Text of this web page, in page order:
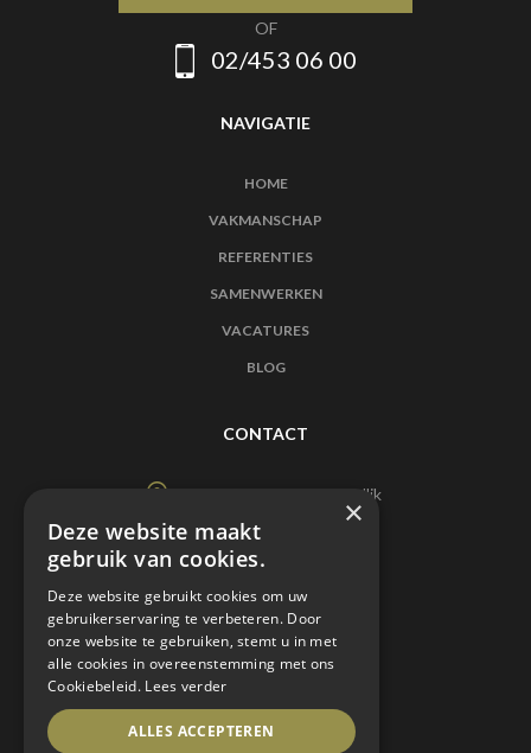
OF
02/453 06 00
NAVIGATIE
HOME
VAKMANSCHAP
REFERENTIES
SAMENWERKEN
VACATURES
BLOG
CONTACT
Doornveld 90, 1731 Zellik
Vlaams Brabant
02/453 06 00
×
Deze website maakt
gebruik van cookies.
Deze website gebruikt cookies om uw
gebruikerservaring te verbeteren. Door
onze website te gebruiken, stemt u in met
alle cookies in overeenstemming met ons
Cookiebeleid. Lees verder
ALLES ACCEPTEREN